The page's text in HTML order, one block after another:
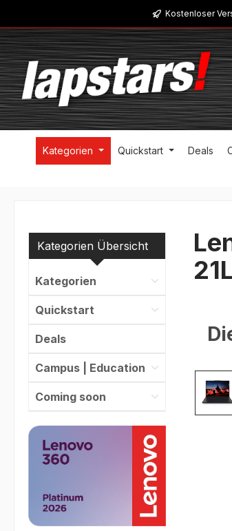
Zur Hauptnavigation springenKostenloser
Kategorien Quickstart Deals
Kategorien Übersicht
Kategorien
Quickstart
Deals
Campus | Education
Coming soon